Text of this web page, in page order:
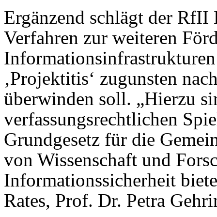
Ergänzend schlägt der
Verfahren zur weiteren
‚Projektitis‘ zugunsten
überwinden soll. „Hierzu
verfassungsrechtlichen
Grundgesetz für die
von Wissenschaft und
Informationssicherheit
Rates, Prof. Dr. Petra